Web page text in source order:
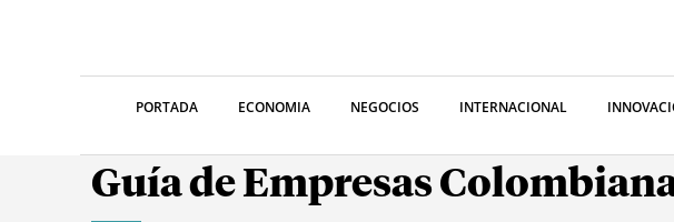
PORTADA ECONOMIA NEGOCIOS INTERNACIONAL
Guía de Empresas